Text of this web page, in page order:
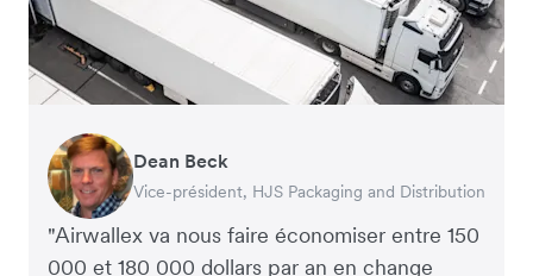
"Airwallex va nous faire économiser entre 150
000 et 180 000 dollars par an en change
Dean Beck
Vice-président, HJS Packaging and Distribution
Hari Polavarapu
PDG, Taxila Stone
Murray Kester
PDG, Cosmetics Now – eCommerce
Gauri Nanda
PDG, Clocky